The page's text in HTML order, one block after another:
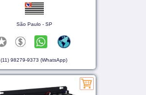
São Paulo - SP
(11) 98279-9373 (WhatsApp)